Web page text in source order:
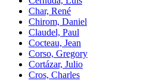
Char, René
Chirom, Daniel
Claudel, Paul
Cocteau, Jean
Corso, Gregory
Cortázar, Julio
Cros, Charles